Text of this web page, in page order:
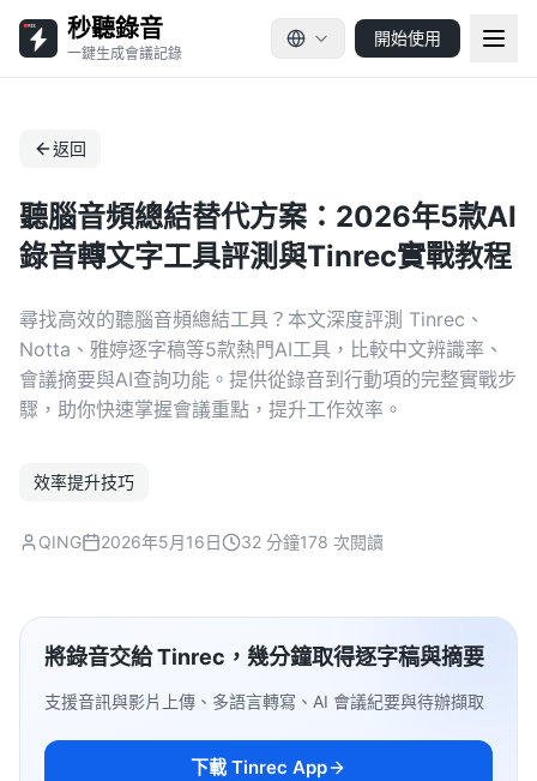
秒聽錄音
一鍵生成會議記錄
開始使用
返回
聽腦音頻總結替代方案：2026年5款AI
錄音轉文字工具評測與Tinrec實戰教程
尋找高效的聽腦音頻總結工具？本文深度評測 Tinrec、
Notta、雅婷逐字稿等5款熱門AI工具，比較中文辨識率、
會議摘要與AI查詢功能。提供從錄音到行動項的完整實戰步
驟，助你快速掌握會議重點，提升工作效率。
效率提升技巧
QING 2026年5月16日 32 分鐘178 次閱讀
將錄音交給 Tinrec，幾分鐘取得逐字稿與摘要
支援音訊與影片上傳、多語言轉寫、AI 會議紀要與待辦擷取
下載 Tinrec App